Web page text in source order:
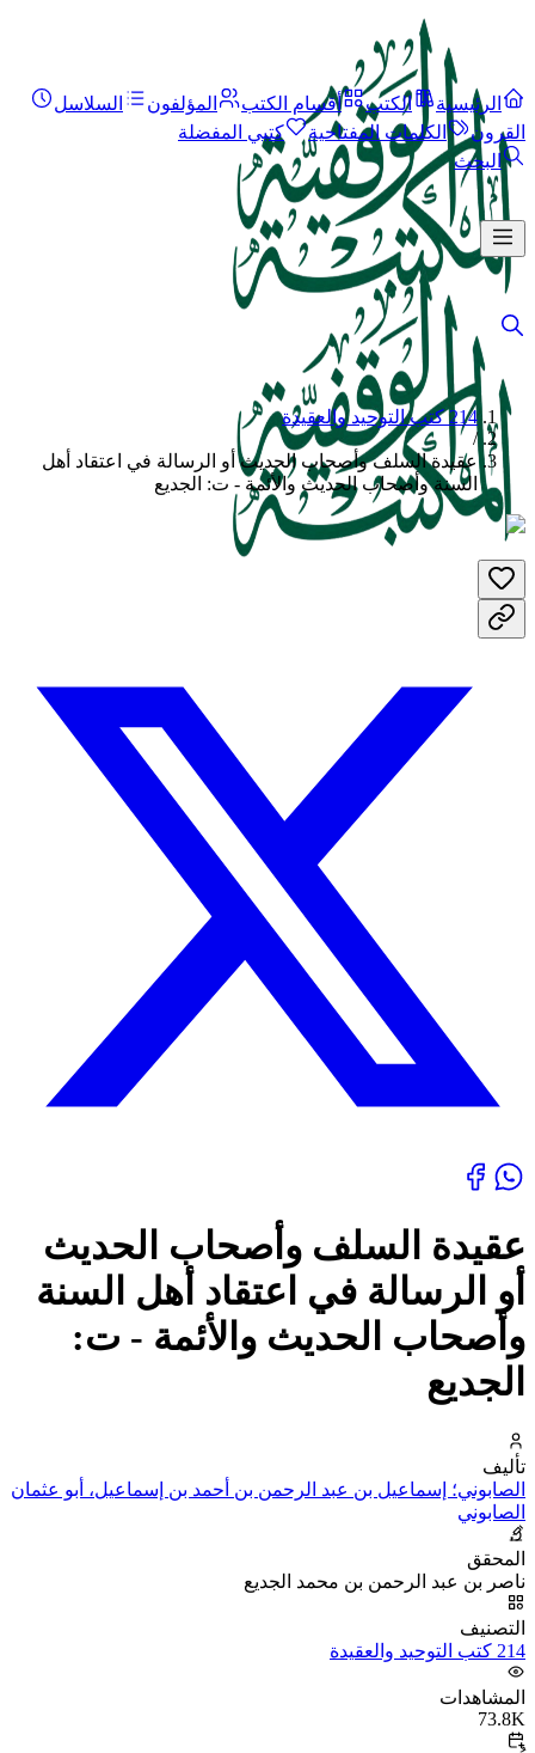
الرئيسية الكتب أقسام الكتب المؤلفون
السلاسل
القرون
الكلمات المفتاحية
كتبي المفضلة
البحث
214 كتب التوحيد والعقيدة
/
عقيدة السلف وأصحاب الحديث أو الرسالة في اعتقاد أهل
السنة وأصحاب الحديث والأئمة - ت: الجديع
عقيدة السلف وأصحاب الحديث
أو الرسالة في اعتقاد أهل السنة
وأصحاب الحديث والأئمة - ت:
الجديع
تأليف
الصابوني؛ إسماعيل بن عبد الرحمن بن أحمد بن إسماعيل، أبو عثمان
الصابوني
المحقق
ناصر بن عبد الرحمن بن محمد الجديع
التصنيف
214 كتب التوحيد والعقيدة
المشاهدات
73.8K